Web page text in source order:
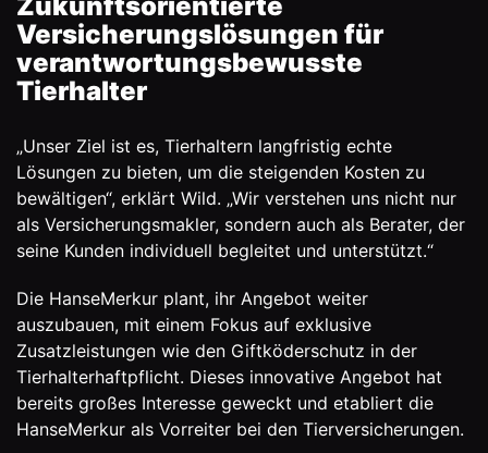
Versicherungslösungen für
verantwortungsbewusste
Tierhalter
„Unser Ziel ist es, Tierhaltern langfristig echte
Lösungen zu bieten, um die steigenden Kosten zu
bewältigen“, erklärt Wild. „Wir verstehen uns nicht nur
als Versicherungsmakler, sondern auch als Berater, der
seine Kunden individuell begleitet und unterstützt.“
Die HanseMerkur plant, ihr Angebot weiter
auszubauen, mit einem Fokus auf exklusive
Zusatzleistungen wie den Giftköderschutz in der
Tierhalterhaftpflicht. Dieses innovative Angebot hat
bereits großes Interesse geweckt und etabliert die
HanseMerkur als Vorreiter bei den Tierversicherungen.